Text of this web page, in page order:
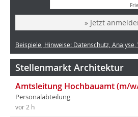
» Jetzt
Beispiele, Hinweise: Datenschutz,
Stellenmarkt Architektur
Amtsleitung Hochbauamt (m/
Personalabteilung
vor 2 h